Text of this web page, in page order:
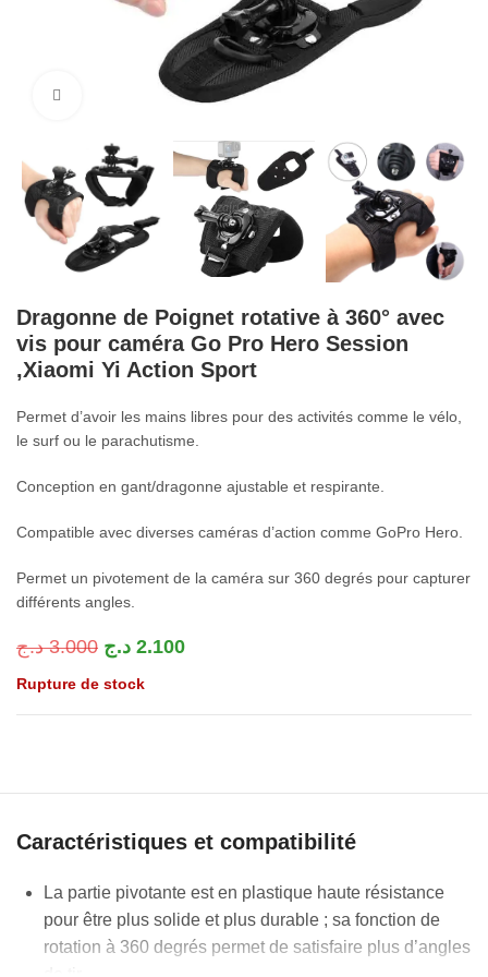
Cliquez pour agrandir
Dragonne de Poignet rotative à 360° avec
vis pour caméra Go Pro Hero Session
,Xiaomi Yi Action Sport
Permet d’avoir les mains libres pour des activités comme le vélo,
le surf ou le parachutisme.
Conception en gant/dragonne ajustable et respirante.
Compatible avec diverses caméras d’action comme GoPro Hero.
Permet un pivotement de la caméra sur 360 degrés pour capturer
différents angles.
3.000 د.ج 2.100 د.ج
Rupture de stock
Caractéristiques et compatibilité
La partie pivotante est en plastique haute résistance
pour être plus solide et plus durable ; sa fonction de
rotation à 360 degrés permet de satisfaire plus d’angles